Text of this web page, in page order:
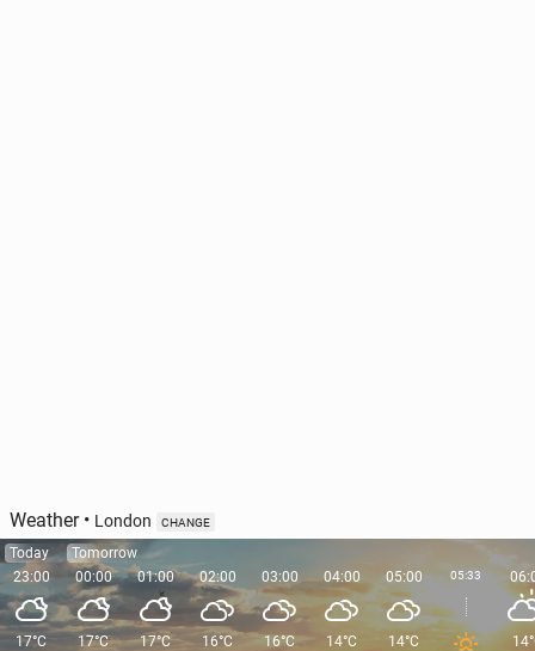
Weather• London CHANGE
Today
23:00
17°C
Tomorrow
00:00
17°C
01:00
17°C
02:00
16°C
03:00
16°C
04:00
14°C
05:00
14°C
05:33